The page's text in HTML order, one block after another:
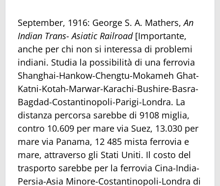
September, 1916: George S. A. Mathers,An
Indian Trans- Asiatic Railroad[Importante,
anche per chi non si interessa di problemi
indiani. Studia la possibilità di una ferrovia
Shanghai-Hankow-Chengtu-Mokameh Ghat-
Katni-Kotah-Marwar-Karachi-Bushire-Basra-
Bagdad-Costantinopoli-Parigi-Londra. La
distanza percorsa sarebbe di 9108 miglia,
contro 10.609 per mare via Suez, 13.030 per
mare via Panama, 12 485 mista ferrovia e
mare, attraverso gli Stati Uniti. Il costo del
trasporto sarebbe per la ferrovia Cina-India-
Persia-Asia Minore-Costantinopoli-Londra di